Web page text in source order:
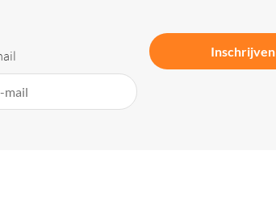
Inschrijven